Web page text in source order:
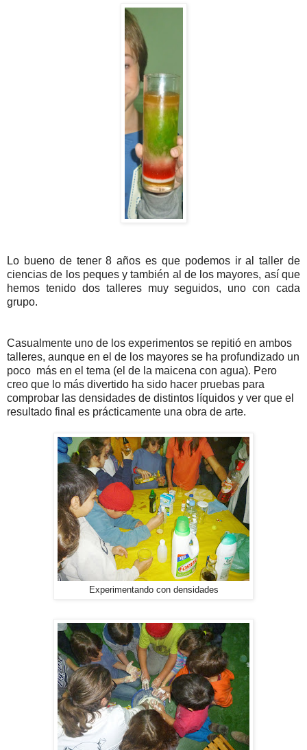
Lo bueno de tener 8 años es que podemos ir al taller de
ciencias de los peques y también al de los mayores, así que
hemos tenido dos talleres muy seguidos, uno con cada
grupo.
Casualmente uno de los experimentos se repitió en ambos
talleres, aunque en el de los mayores se ha profundizado un
poco más en el tema (el de la maicena con agua). Pero
creo que lo más divertido ha sido hacer pruebas para
comprobar las densidades de distintos líquidos y ver que el
resultado final es prácticamente una obra de arte.
Experimentando con densidades